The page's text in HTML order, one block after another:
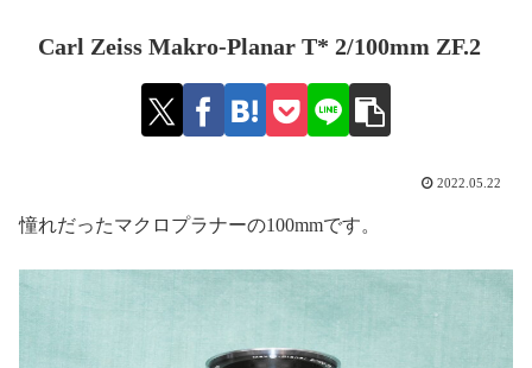
Carl Zeiss Makro-Planar T* 2/100mm ZF.2
2022.05.22
憧れだったマクロプラナーの100mmです。